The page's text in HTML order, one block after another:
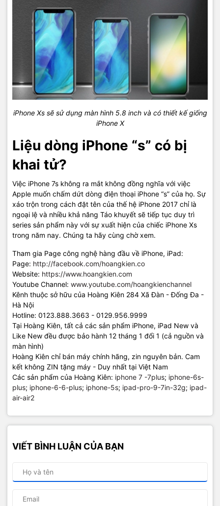
iPhone Xs sẽ sử dụng màn hình 5.8 inch và có thiết kế giống
iPhone X
Liệu dòng iPhone “s” có bị
khai tử?
Việc iPhone 7s không ra mắt không đồng nghĩa với việc
Apple muốn chấm dứt dòng điện thoại iPhone “s” của họ. Sự
xáo trộn trong cách đặt tên của thế hệ iPhone 2017 chỉ là
ngoại lệ và nhiều khả năng Táo khuyết sẽ tiếp tục duy trì
series sản phẩm này với sự xuất hiện của chiếc iPhone Xs
trong năm nay. Chúng ta hãy cùng chờ xem.
Tham gia Page công nghệ hàng đầu về iPhone, iPad:
Page: http://facebook.com/hoangkien.co
Website: https://www.hoangkien.com
Youtube Channel: www.youtube.com/hoangkienchannel
Kênh thuộc sở hữu của Hoàng Kiên 284 Xã Đàn - Đống Đa -
Hà Nội
Hotline: 0123.888.3663 - 0129.956.9999
Tại Hoàng Kiên, tất cả các sản phẩm iPhone, iPad New và
Like New đều được bảo hành 12 tháng 1 đổi 1 (cả nguồn và
màn hình)
Hoàng Kiên chỉ bán máy chính hãng, zin nguyên bản. Cam
kết không ZIN tặng máy - Duy nhất tại Việt Nam
Các sản phẩm của Hoàng Kiên: iphone 7 -7plus; iphone-6s-
plus; iphone-6-6-plus; iphone-5s; ipad-pro-9-7in-32g; ipad-
air-air2
VIẾT BÌNH LUẬN CỦA BẠN